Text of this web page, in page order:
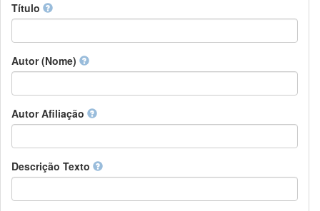
Ciências matemáticas
Física
Ciências Sociais
Outros
Título
Autor (Nome)
Autor Afiliação
Descrição Texto